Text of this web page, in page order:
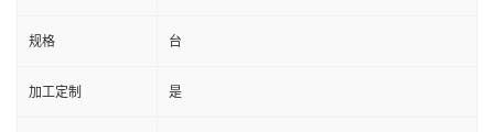
规格 台
加工定制 是